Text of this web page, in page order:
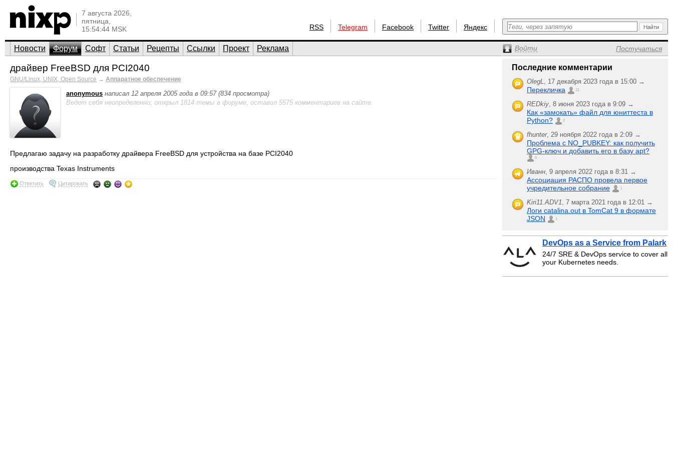
7 августа 2026,
пятница,
15:54:44 MSK
RSS Telegram Facebook Twitter Яндекс
Новости Форум Софт Статьи Рецепты Ссылки Проект Реклама Войти Постучаться
драйвер FreeBSD для PCI2040
GNU/Linux, UNIX, Open Source → Аппаратное обеспечение
anonymous написал 12 апреля 2005 года в 09:57 (834 просмотра)
Ведет себя неопределенно; открыл 1814 темы в форуме, оставил 5575 комментариев на сайте.
Предлагаю задачу на разработку драйвера FreeBSD для устройства на базе PCI2040
производства Texas Instruments
Ответить Цитировать
Последние комментарии
OlegL, 17 декабря 2023 года в 15:00 →
Перекличка 21
REDkiy, 8 июня 2023 года в 9:09 →
Как «замокать» файл для юниттеста в
Python?
2
fhunter, 29 ноября 2022 года в 2:09 →
Проблема с NO_PUBKEY: как получить
GPG-ключ и добавить его в базу apt?
6
Иванн, 9 апреля 2022 года в 8:31 →
Ассоциация РАСПО провела первое
учредительное собрание
1
Kiri11.ADV1, 7 марта 2021 года в 12:01 →
Логи catalina.out в TomCat 9 в формате
JSON
1
DevOps as a Service from Palark
24/7 SRE & DevOps service to cover all
your Kubernetes needs.